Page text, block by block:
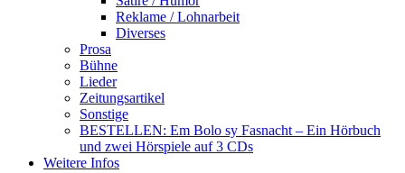
Reklame / Lohnarbeit
Diverses
Prosa
Bühne
Lieder
Zeitungsartikel
Sonstige
BESTELLEN: Em Bolo sy Fasnacht – Ein Hörbuch
und zwei Hörspiele auf 3 CDs
Weitere Infos